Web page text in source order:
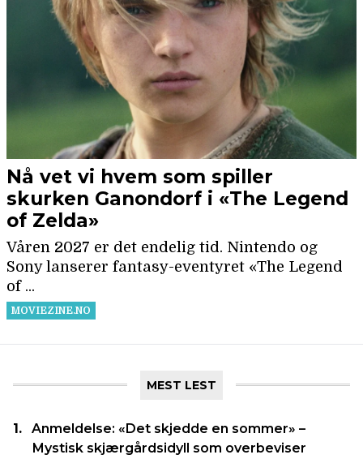
MEST LEST
Anmeldelse: «Det skjedde en sommer» –
Mystisk skjærgårdsidyll som overbeviser